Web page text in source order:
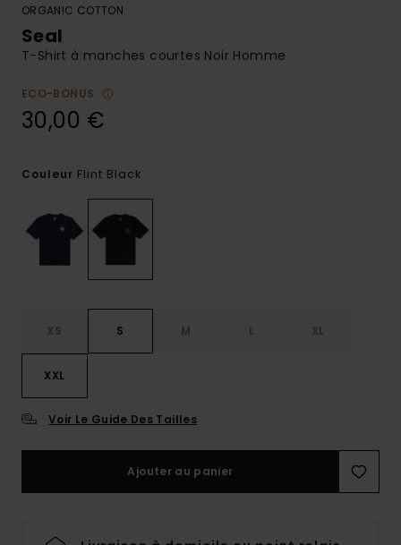
ORGANIC COTTON
Seal
T-Shirt à manches courtes Noir Homme
ECO-BONUS
30,00 €
Couleur Flint Black
XS S M L XL
XXL
Voir Le Guide Des Tailles
Ajouter au panier